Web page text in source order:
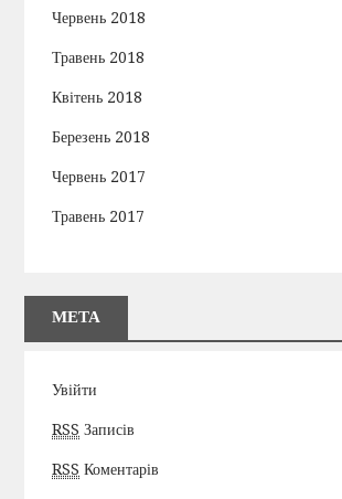
Червень 2018
Травень 2018
Квітень 2018
Березень 2018
Червень 2017
Травень 2017
МЕТА
Увійти
RSS Записів
RSS Коментарів